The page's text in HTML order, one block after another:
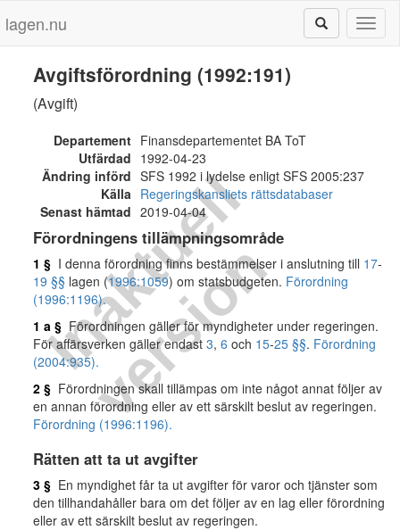
lagen.nu
I
n
a
k
t
u
e
l
l
v
e
r
s
i
o
n
Avgiftsförordning (1992:191)
(Avgift)
Departement Finansdepartementet BA ToT
Utfärdad 1992-04-23
Ändring införd SFS 1992 i lydelse enligt SFS 2005:237
Källa Regeringskansliets rättsdatabaser
Senast hämtad 2019-04-04
Förordningens tillämpningsområde
1 § I denna förordning finns bestämmelser i anslutning till 17-
19 §§ lagen (1996:1059) om statsbudgeten. Förordning
(1996:1196).
1 a § Förordningen gäller för myndigheter under regeringen.
För affärsverken gäller endast 3, 6 och 15-25 §§. Förordning
(2004:935).
2 § Förordningen skall tillämpas om inte något annat följer av
en annan förordning eller av ett särskilt beslut av regeringen.
Förordning (1996:1196).
Rätten att ta ut avgifter
3 § En myndighet får ta ut avgifter för varor och tjänster som
den tillhandahåller bara om det följer av en lag eller förordning
eller av ett särskilt beslut av regeringen.